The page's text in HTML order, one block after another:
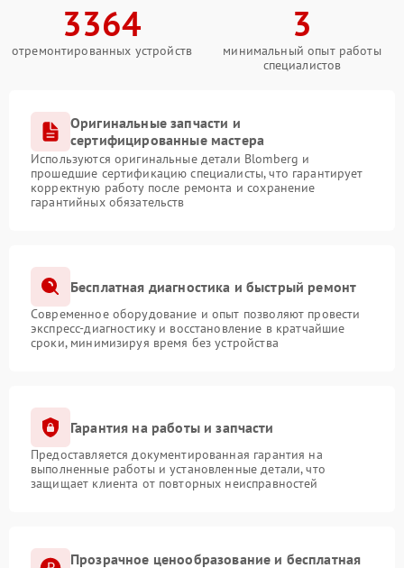
3364
отремонтированных устройств
3
минимальный опыт работы
специалистов
Оригинальные запчасти и
сертифицированные мастера
Используются оригинальные детали Blomberg и
прошедшие сертификацию специалисты, что гарантирует
корректную работу после ремонта и сохранение
гарантийных обязательств
Бесплатная диагностика и быстрый ремонт
Современное оборудование и опыт позволяют провести
экспресс-диагностику и восстановление в кратчайшие
сроки, минимизируя время без устройства
Гарантия на работы и запчасти
Предоставляется документированная гарантия на
выполненные работы и установленные детали, что
защищает клиента от повторных неисправностей
Прозрачное ценообразование и бесплатная